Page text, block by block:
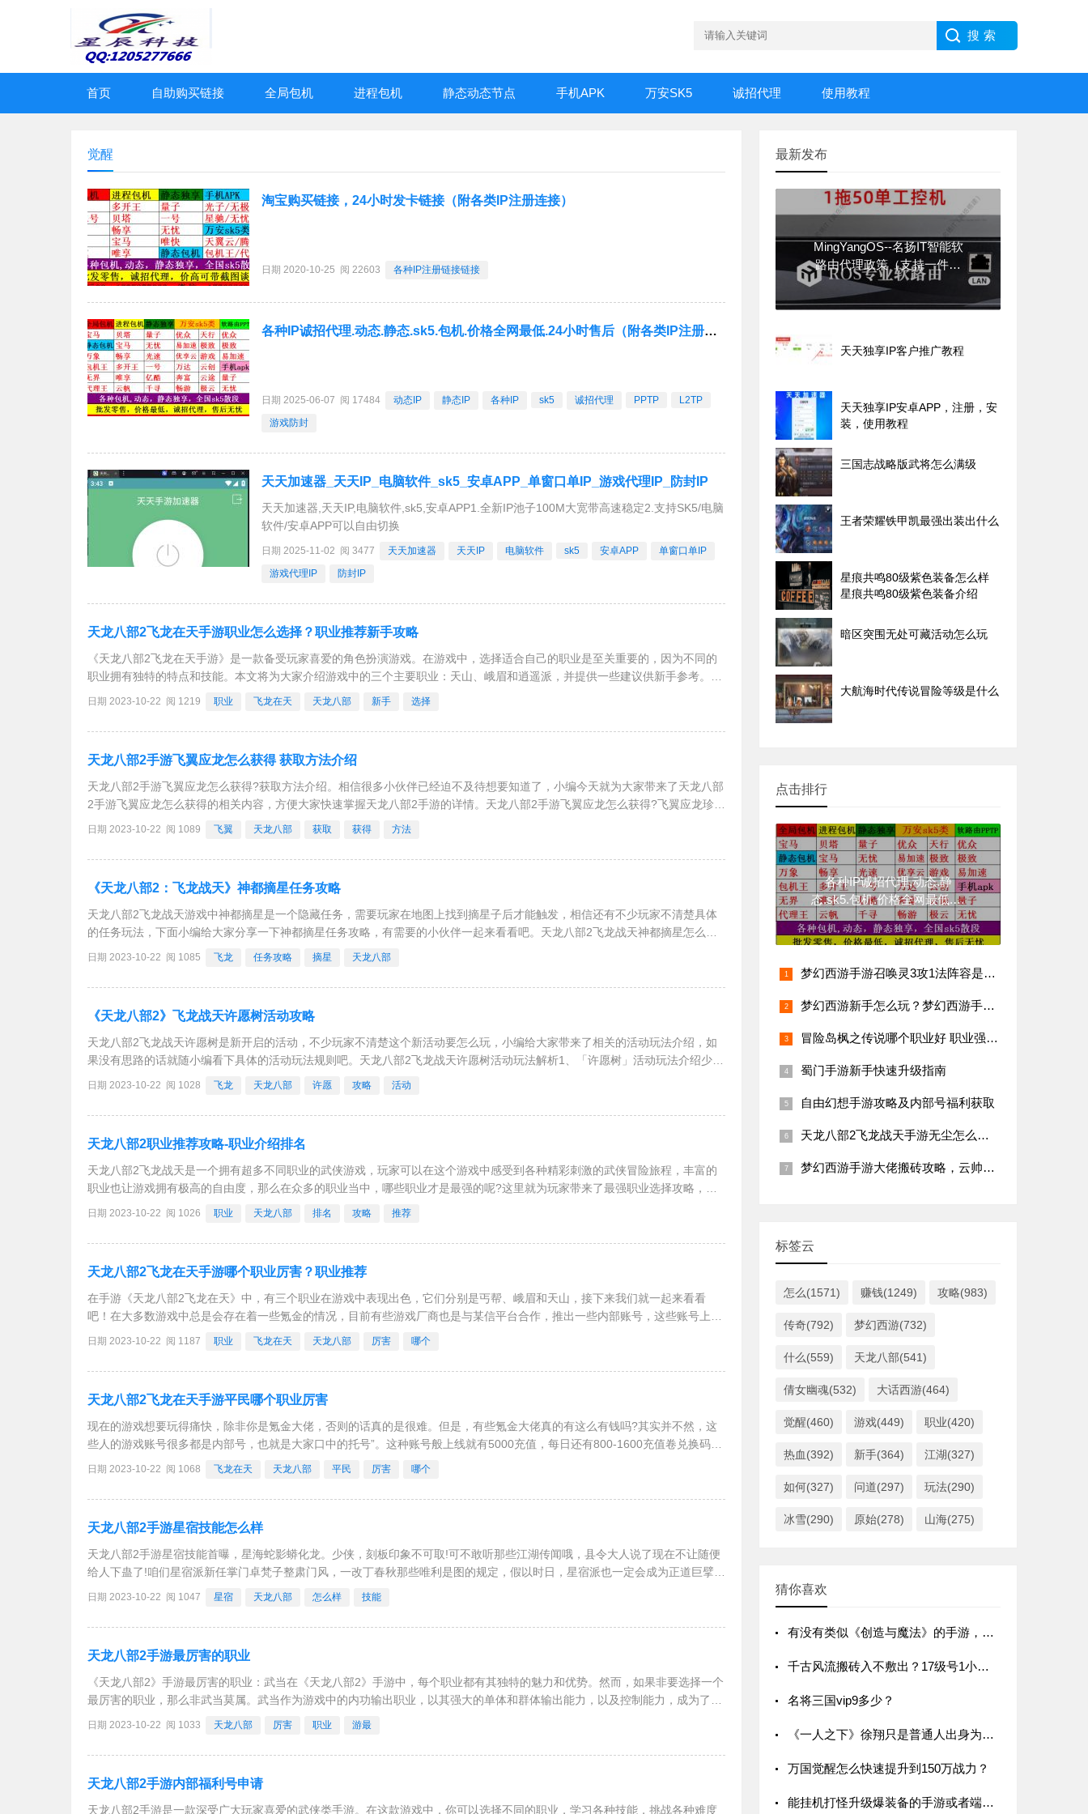
首页 自助购买链接 全局包机 进程包机 静态动态节点 手机APK 万安SK5 诚招代理 使用教程
觉醒
淘宝购买链接，24小时发卡链接（附各类IP注册连接）
日期 2020-10-25 阅 22603 各种IP注册链接链接
各种IP诚招代理.动态.静态.sk5.包机.价格全网最低.24小时售后（附各类IP注册连接）
日期 2025-06-07 阅 17484 动态IP 静态IP 各种IP sk5 诚招代理 PPTP
L2TP
游戏防封
天天加速器_天天IP_电脑软件_sk5_安卓APP_单窗口单IP_游戏代理IP_防封IP
天天加速器,天天IP,电脑软件,sk5,安卓APP1.全新IP池子100M大宽带高速稳定2.支持SK5/电脑
软件/安卓APP可以自由切换
日期 2025-11-02 阅 3477 天天加速器 天天IP 电脑软件 sk5 安卓APP
单窗口单IP
游戏代理IP
防封IP
天龙八部2飞龙在天手游职业怎么选择？职业推荐新手攻略
《天龙八部2飞龙在天手游》是一款备受玩家喜爱的角色扮演游戏。在游戏中，选择适合自己的职业是至关重要的，因为不同的
职业拥有独特的特点和技能。本文将为大家介绍游戏中的三个主要职业：天山、峨眉和逍遥派，并提供一些建议供新手参考。如
今的手游大多呈现出氪金趋势，想要在游戏中表现优异，离不开氪金。对于普通玩家
日期 2023-10-22 阅 1219 职业 飞龙在天 天龙八部 新手 选择
天龙八部2手游飞翼应龙怎么获得 获取方法介绍
天龙八部2手游飞翼应龙怎么获得?获取方法介绍。相信很多小伙伴已经迫不及待想要知道了，小编今天就为大家带来了天龙八部
2手游飞翼应龙怎么获得的相关内容，方便大家快速掌握天龙八部2手游的详情。天龙八部2手游飞翼应龙怎么获得?飞翼应龙珍稀
坐骑是通过积分商城限时活动获取。消耗200000积分，可兑换飞翼应
日期 2023-10-22 阅 1089 飞翼 天龙八部 获取 获得 方法
《天龙八部2：飞龙战天》神都摘星任务攻略
天龙八部2飞龙战天游戏中神都摘星是一个隐藏任务，需要玩家在地图上找到摘星子后才能触发，相信还有不少玩家不清楚具体
的任务玩法，下面小编给大家分享一下神都摘星任务攻略，有需要的小伙伴一起来看看吧。天龙八部2飞龙战天神都摘星怎么过
1、传闻中洛阳城内有一人轻功甚是了得，此人名叫摘星子，你可向他请教轻功，
日期 2023-10-22 阅 1085 飞龙 任务攻略 摘星 天龙八部
《天龙八部2》飞龙战天许愿树活动攻略
天龙八部2飞龙战天许愿树是新开启的活动，不少玩家不清楚这个新活动要怎么玩，小编给大家带来了相关的活动玩法介绍，如
果没有思路的话就随小编看下具体的活动玩法规则吧。天龙八部2飞龙战天许愿树活动玩法解析1、「许愿树」活动玩法介绍少侠
可以在【帮会】-【福利】/【建筑(许愿树)】界面都可以找到【许愿树】
日期 2023-10-22 阅 1028 飞龙 天龙八部 许愿 攻略 活动
天龙八部2职业推荐攻略-职业介绍排名
天龙八部2飞龙战天是一个拥有超多不同职业的武侠游戏，玩家可以在这个游戏中感受到各种精彩刺激的武侠冒险旅程，丰富的
职业也让游戏拥有极高的自由度，那么在众多的职业当中，哪些职业才是最强的呢?这里就为玩家带来了最强职业选择攻略，快
来一起了解一下吧。天龙八部2飞龙在天手游最强职业选择攻略不过输出职业一般都
日期 2023-10-22 阅 1026 职业 天龙八部 排名 攻略 推荐
天龙八部2飞龙在天手游哪个职业厉害？职业推荐
在手游《天龙八部2飞龙在天》中，有三个职业在游戏中表现出色，它们分别是丐帮、峨眉和天山，接下来我们就一起来看看
吧！在大多数游戏中总是会存在着一些氪金的情况，目前有些游戏厂商也是与某信平台合作，推出一些内部账号，这些账号上线
就有5000真实扶持，不过目前也是很少的名额在发放，据大量数据显示他们大多数
日期 2023-10-22 阅 1187 职业 飞龙在天 天龙八部 厉害 哪个
天龙八部2飞龙在天手游平民哪个职业厉害
现在的游戏想要玩得痛快，除非你是氪金大佬，否则的话真的是很难。但是，有些氪金大佬真的有这么有钱吗?其实并不然，这
些人的游戏账号很多都是内部号，也就是大家口中的托号”。这种账号般上线就有5000充值，每日还有800-1600充值卷兑换码。
手游内部号，为什么有的玩家挤破了脑袋都想拥有一个呢？每天5百
日期 2023-10-22 阅 1068 飞龙在天 天龙八部 平民 厉害 哪个
天龙八部2手游星宿技能怎么样
天龙八部2手游星宿技能首曝，星海蛇影蟒化龙。少侠，刻板印象不可取!可不敢听那些江湖传闻哦，县令大人说了现在不让随便
给人下蛊了!咱们星宿派新任掌门卓梵子整肃门风，一改丁春秋那些唯利是图的规定，假以时日，星宿派也一定会成为正道巨擘
的!我看少侠天赋异禀，这条灵蛇就当见面礼赠与少侠。少侠!少侠!少侠你
日期 2023-10-22 阅 1047 星宿 天龙八部 怎么样 技能
天龙八部2手游最厉害的职业
《天龙八部2》手游最厉害的职业：武当在《天龙八部2》手游中，每个职业都有其独特的魅力和优势。然而，如果非要选择一个
最厉害的职业，那么非武当莫属。武当作为游戏中的内功输出职业，以其强大的单体和群体输出能力，以及控制能力，成为了游
戏中的主力输出。其实，无论参考多少攻略和使用多少礼包码，想要玩的非常好
日期 2023-10-22 阅 1033 天龙八部 厉害 职业 游最
天龙八部2手游内部福利号申请
天龙八部2手游是一款深受广大玩家喜爱的武侠类手游。在这款游戏中，你可以选择不同的职业，学习各种技能，挑战各种难度
最新发布
MingYangOS--名扬IT智能软
路由代理政策（支持一件代
发）
天天独享IP客户推广教程
天天独享IP安卓APP，注册，安
装，使用教程
三国志战略版武将怎么满级
王者荣耀铁甲凯最强出装出什么
星痕共鸣80级紫色装备怎么样
星痕共鸣80级紫色装备介绍
暗区突围无处可藏活动怎么玩
大航海时代传说冒险等级是什么
点击排行
各种IP诚招代理.动态.静
态.sk5.包机.价格全网最低.24
小时售后（附各类IP注册连
接）
梦幻西游手游召唤灵3攻1法阵容是什么？
梦幻西游新手怎么玩？梦幻西游手游攻略，让你新手变大佬
冒险岛枫之传说哪个职业好 职业强度排行推荐
蜀门手游新手快速升级指南
自由幻想手游攻略及内部号福利获取
天龙八部2飞龙战天手游无尘怎么加点？
梦幻西游手游大佬搬砖攻略，云帅云手机多开挂机更便捷
标签云
怎么(1571) 赚钱(1249) 攻略(983)
传奇(792) 梦幻西游(732)
什么(559) 天龙八部(541)
倩女幽魂(532) 大话西游(464)
觉醒(460) 游戏(449) 职业(420)
热血(392) 新手(364) 江湖(327)
如何(327) 问道(297) 玩法(290)
冰雪(290) 原始(278) 山海(275)
猜你喜欢
有没有类似《创造与魔法》的手游，可以玩家之间自由交易的？
千古风流搬砖入不敷出？17级号1小时刷10W，我是怎么做到的
名将三国vip9多少？
《一人之下》徐翔只是普通人出身为什么他能成为异人？
万国觉醒怎么快速提升到150万战力？
能挂机打怪升级爆装备的手游或者端游，有什么好的推荐吗？